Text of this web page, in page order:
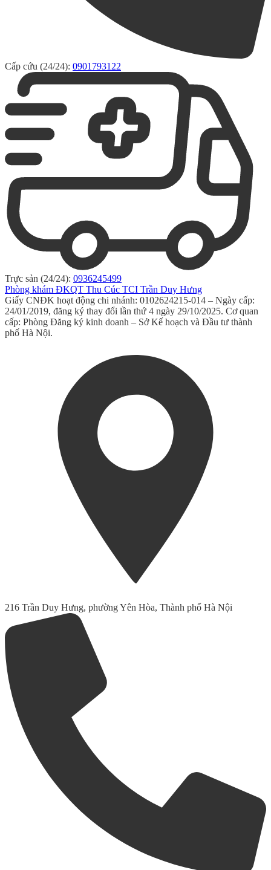
Cấp cứu (24/24): 0901793122
Trực sản (24/24): 0936245499
Phòng khám ĐKQT Thu Cúc TCI Trần Duy Hưng
Giấy CNĐK hoạt động chi nhánh: 0102624215-014 – Ngày cấp:
24/01/2019, đăng ký thay đổi lần thứ 4 ngày 29/10/2025. Cơ quan
cấp: Phòng Đăng ký kinh doanh – Sở Kế hoạch và Đầu tư thành
phố Hà Nội.
216 Trần Duy Hưng, phường Yên Hòa, Thành phố Hà Nội